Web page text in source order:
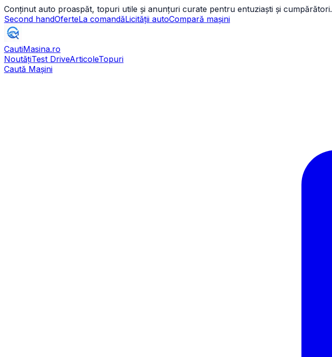
Conținut auto proaspăt, topuri utile și anunțuri curate pentru entuziaști și cumpărători.
Second handOferteLa comandăLicității autoCompară mașini
CautiMasina.ro
NoutățiTest DriveArticoleTopuri
Caută Mașini